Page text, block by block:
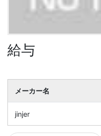
給与
メーカー名
jinjer